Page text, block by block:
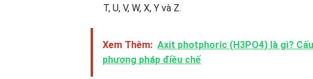
T, U, V, W, X, Y và Z.
Xem Thêm: Axit photphoric (H3PO4) là gì?
phương pháp điều chế